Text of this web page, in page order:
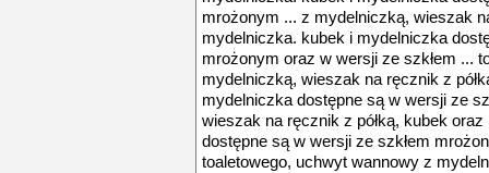
mrożonym ... z mydelniczką, wieszak
mydelniczka. kubek i mydelniczka
mrożonym oraz w wersji ze szkłem ...
mydelniczką, wieszak na ręcznik z
mydelniczka dostępne są w wersji ze
wieszak na ręcznik z półką, kubek
dostępne są w wersji ze szkłem
toaletowego, uchwyt wannowy z